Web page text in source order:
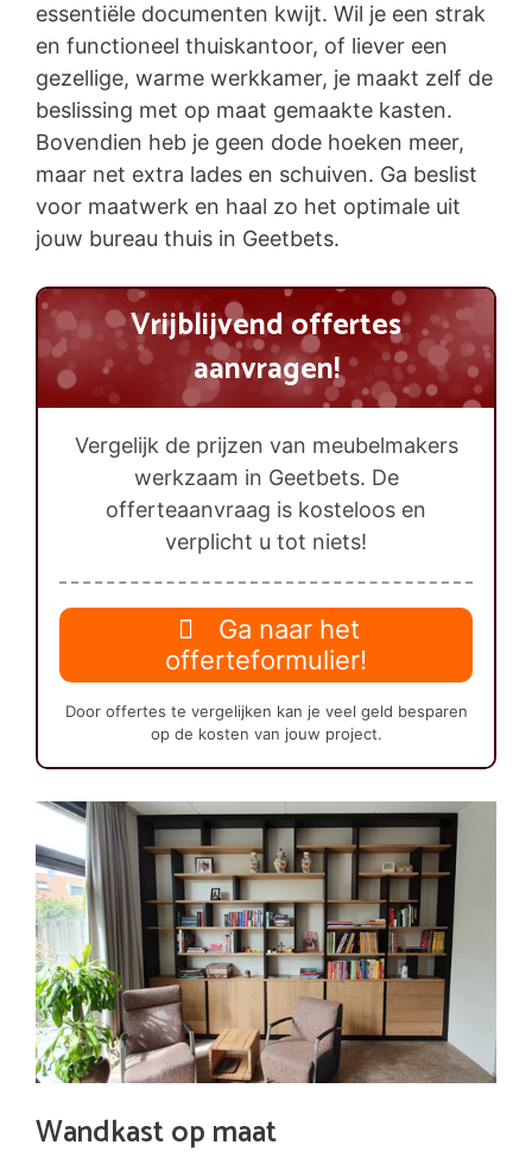
essentiële documenten kwijt. Wil je een strak
en functioneel thuiskantoor, of liever een
gezellige, warme werkkamer, je maakt zelf de
beslissing met op maat gemaakte kasten.
Bovendien heb je geen dode hoeken meer,
maar net extra lades en schuiven. Ga beslist
voor maatwerk en haal zo het optimale uit
jouw bureau thuis in Geetbets.
Vrijblijvend offertes
aanvragen!
Vergelijk de prijzen van meubelmakers
werkzaam in Geetbets. De
offerteaanvraag is kosteloos en
verplicht u tot niets!
Ga naar het
offerteformulier!
Door offertes te vergelijken kan je veel geld besparen
op de kosten van jouw project.
Wandkast op maat